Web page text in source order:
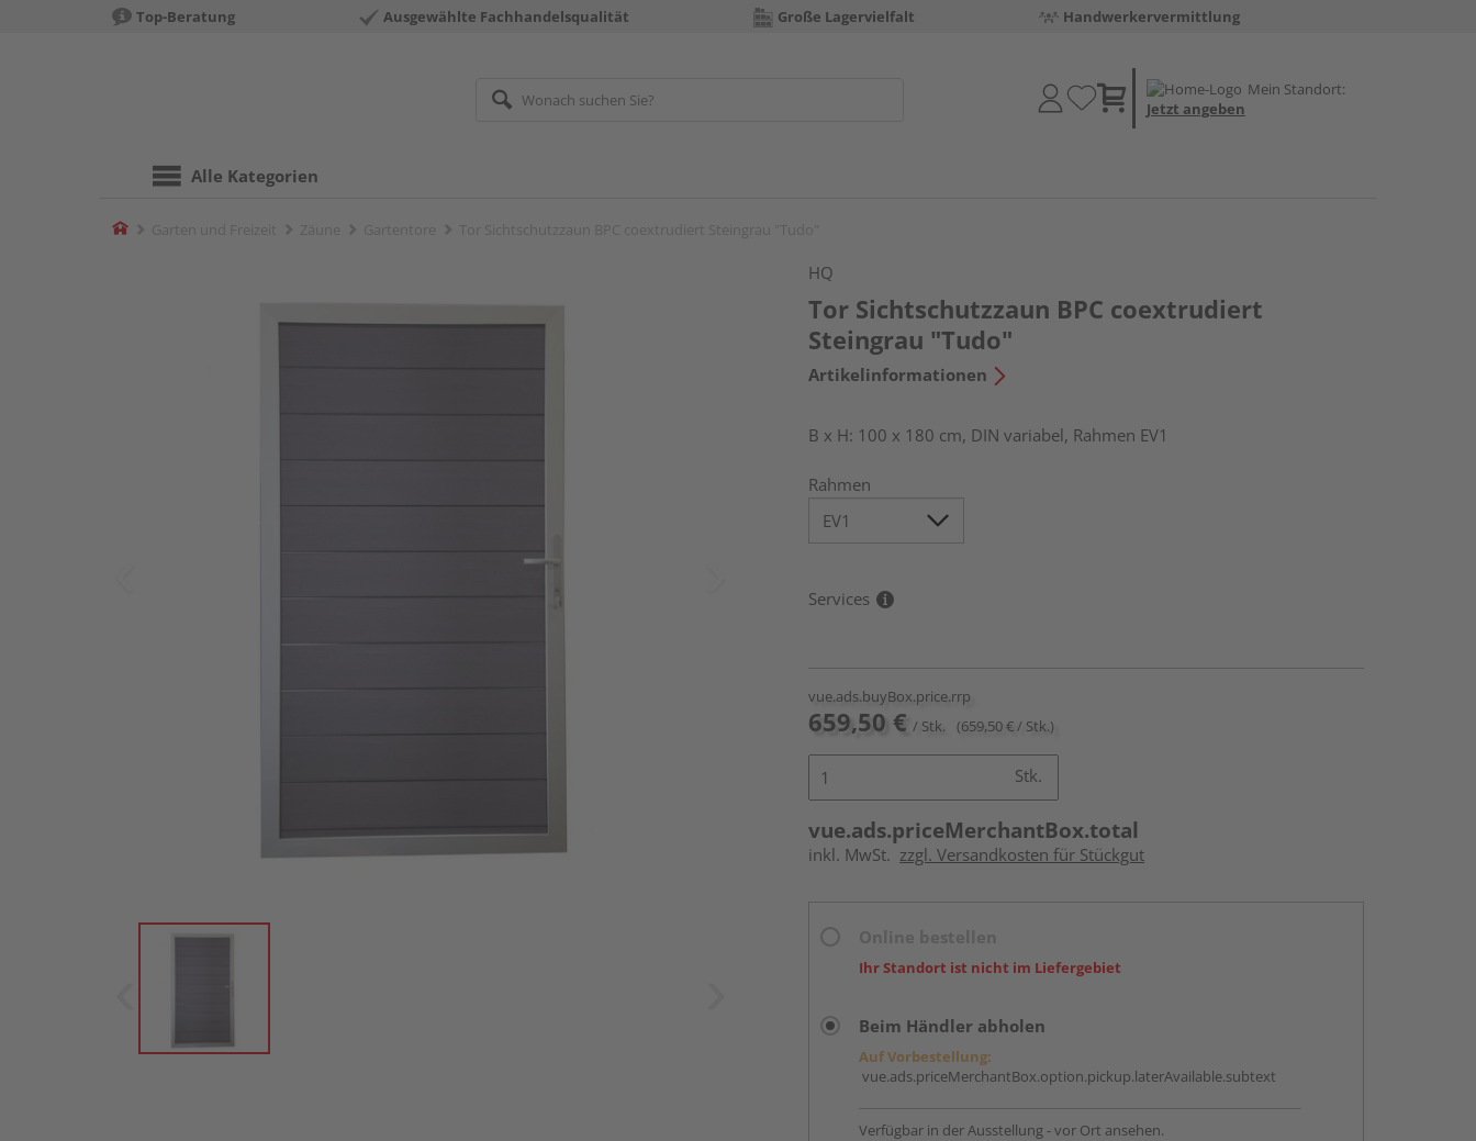
Top-Beratung Ausgewählte Fachhandelsqualität Große Lagervielfalt Handwerkervermittlung
Mein Standort:
Jetzt angeben
Alle Kategorien
Home
HQ
Tor Sichtschutzzaun BPC coextrudiert
Steingrau "Tudo"
Artikelinformationen
B x H: 100 x 180 cm, DIN variabel, Rahmen EV1
Rahmen
Services
vue.ads.buyBox.price.rrp
659,50 € / Stk. (659,50 € / Stk.)
Stk.
vue.ads.priceMerchantBox.total
inkl. MwSt. zzgl. Versandkosten für Stückgut
Ihr Standort ist nicht im Liefergebiet
Beim Händler abholen
Auf Vorbestellung:
vue.ads.priceMerchantBox.option.pickup.laterAvailable.subtext
Verfügbar in der Ausstellung - vor Ort ansehen.